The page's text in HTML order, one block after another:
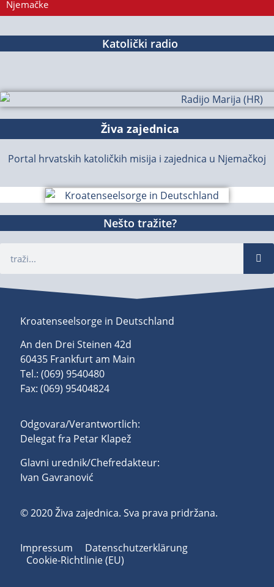
Njemačke
Katolički radio
Živa zajednica
Portal hrvatskih katoličkih misija i zajednica u Njemačkoj
Nešto tražite?
Kroatenseelsorge in Deutschland
An den Drei Steinen 42d
60435 Frankfurt am Main
Tel.: (069) 9540480
Fax: (069) 95404824
Odgovara/Verantwortlich:
Delegat fra Petar Klapež
Glavni urednik/Chefredakteur:
Ivan Gavranović
© 2020 Živa zajednica. Sva prava pridržana.
Impressum
Datenschutzerklärung
Cookie-Richtlinie (EU)